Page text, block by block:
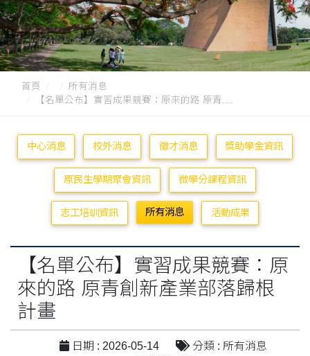
首頁
所有消息
【名單公布】實習成果競賽：原來的路 原青....
中心消息 校外消息 徵才消息 獎助學金資訊
原民生學期聚會資訊 微學分課程資訊
志工培訓資訊 所有消息 活動成果
【名單公布】實習成果競賽：原
來的路 原青創新產業部落歸根
計畫
日期 : 2026-05-14
分類 : 所有消息